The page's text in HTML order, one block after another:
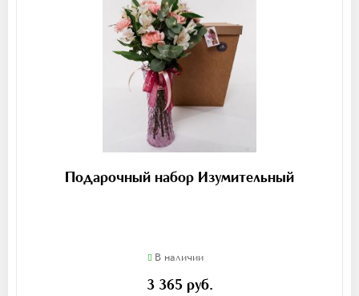
Подарочный набор Изумительный
В наличии
3 365 руб.